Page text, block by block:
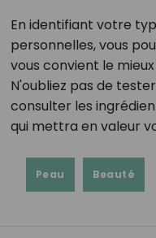
En identifiant votre
personnelles, vous
vous convient le
N'oubliez pas de
consulter les
qui mettra en valeur
Peau Beauté